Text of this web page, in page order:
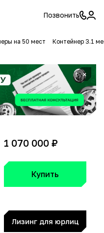
Позвонить
на 50 мест Контейнер 3.1
×
1 070 000 ₽
Купить
Лизинг для юрлиц